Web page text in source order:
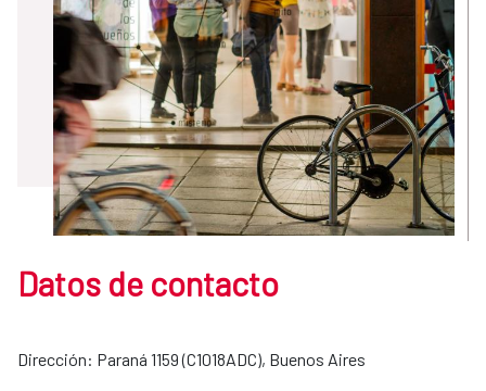
Datos de contacto
Dirección: Paraná 1159 (C1018ADC), Buenos Aires